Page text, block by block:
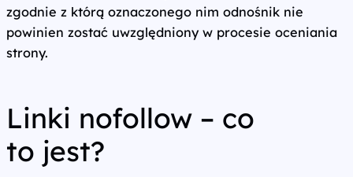
zgodnie z którą oznaczonego nim odnośnik nie
powinien zostać uwzględniony w procesie oceniania
strony.
Linki nofollow – co
to jest?